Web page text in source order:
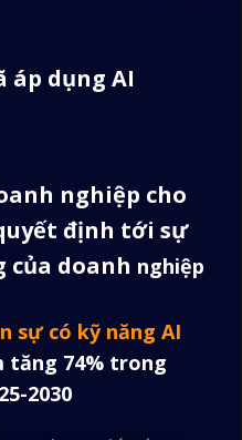
nghiệp cho
định tới sự
của doanh nghiệp
sự có kỹ năng AI
tăng 74% trong
2030
áp dụng AI